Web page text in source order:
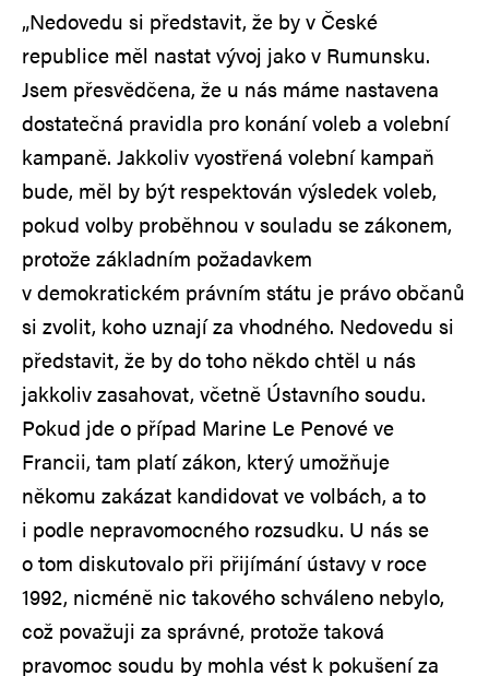
„Nedovedu si představit, že by v České
republice měl nastat vývoj jako v Rumunsku.
Jsem přesvědčena, že u nás máme nastavena
dostatečná pravidla pro konání voleb a volební
kampaně. Jakkoliv vyostřená volební kampaň
bude, měl by být respektován výsledek voleb,
pokud volby proběhnou v souladu se zákonem,
protože základním požadavkem
v demokratickém právním státu je právo občanů
si zvolit, koho uznají za vhodného. Nedovedu si
představit, že by do toho někdo chtěl u nás
jakkoliv zasahovat, včetně Ústavního soudu.
Pokud jde o případ Marine Le Penové ve
Francii, tam platí zákon, který umožňuje
někomu zakázat kandidovat ve volbách, a to
i podle nepravomocného rozsudku. U nás se
o tom diskutovalo při přijímání ústavy v roce
1992, nicméně nic takového schváleno nebylo,
což považuji za správné, protože taková
pravomoc soudu by mohla vést k pokušení za